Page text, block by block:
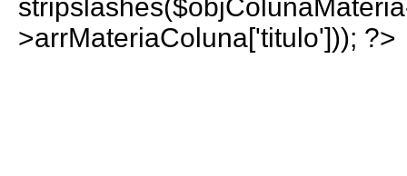
>arrMateriaColuna['titulo'])); ?>